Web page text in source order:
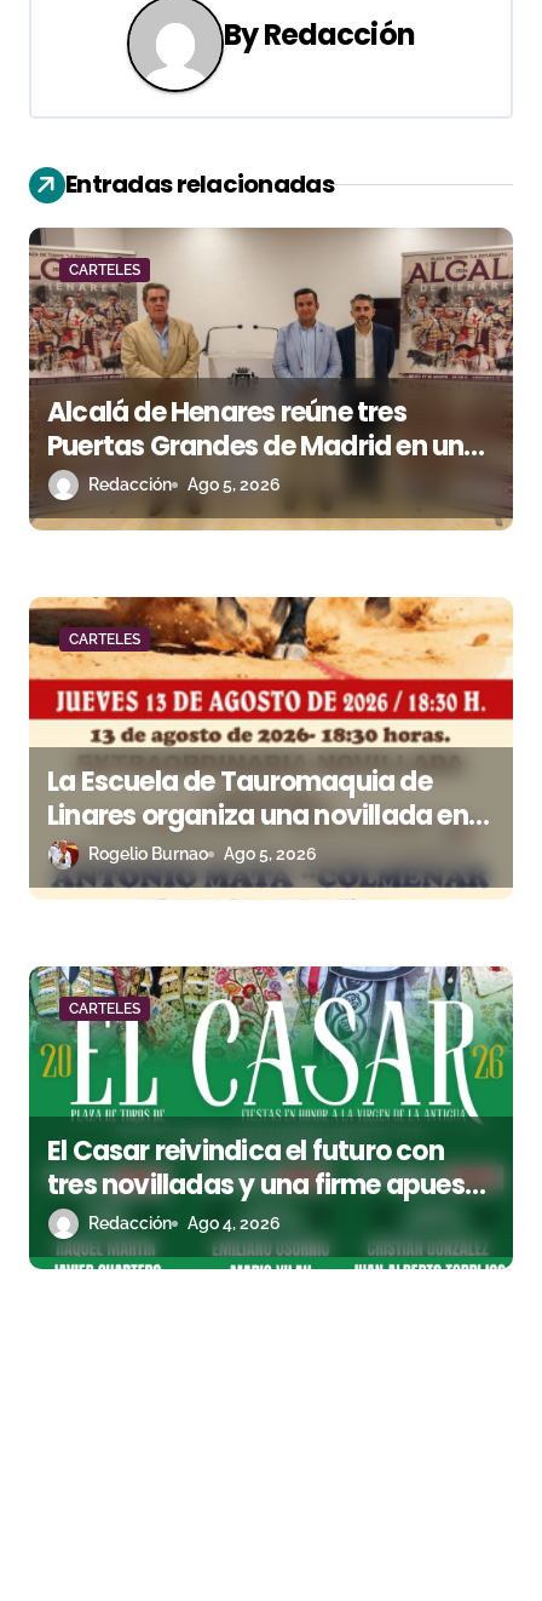
i
ó
n
d
e
e
n
t
r
d
a
s
ByRedacción
Entradas relacionadas
CARTELES
Alcalá de Henares reúne tres
Puertas Grandes de Madrid en una
feria de alto nivel
Redacción Ago 5, 2026
CARTELES
La Escuela de Tauromaquia de
Linares organiza una novillada en
la plaza de toros de Cambil
Rogelio Burnao Ago 5, 2026
CARTELES
El Casar reivindica el futuro con
tres novilladas y una firme apuesta
por la cantera
Redacción Ago 4, 2026